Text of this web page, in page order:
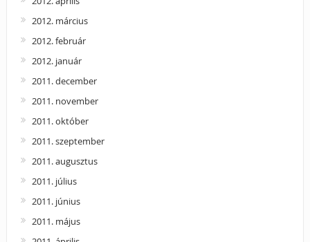
2012. március
2012. február
2012. január
2011. december
2011. november
2011. október
2011. szeptember
2011. augusztus
2011. július
2011. június
2011. május